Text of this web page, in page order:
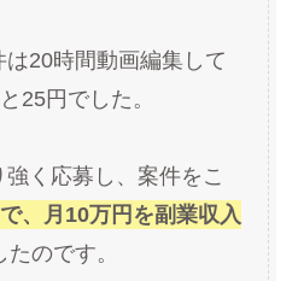
は20時間動画編集して
25円でした。
く応募し、案件をこ
、月10万円を副業収入
たのです。